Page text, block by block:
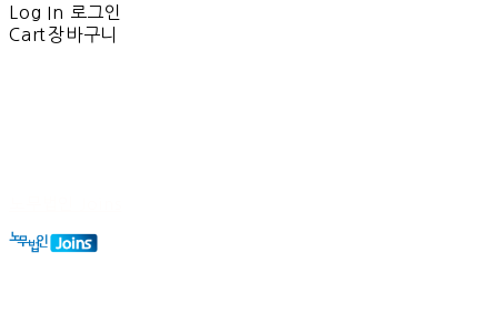
Log In 로그인
Cart장바구니